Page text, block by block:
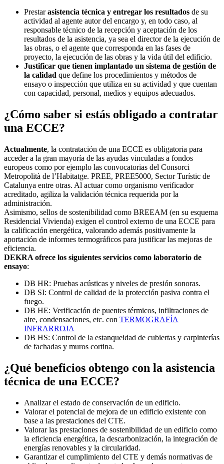
Prestarasistencia técnica y entregar los resultados de su
actividad al agente autor del encargo y, en todo caso, al
responsable técnico de la recepción y aceptación de los
resultados de la asistencia, ya sea el director de la ejecución de
las obras, o el agente que corresponda en las fases de
proyecto, la ejecución de las obras y la vida útil del edificio.
Justificar que tienen implantado un sistema de gestión de
la calidad que define los procedimientos y métodos de
ensayo o inspección que utiliza en su actividad y que cuentan
con capacidad, personal, medios y equipos adecuados.
¿Cómo saber si estás obligado a contratar
una ECCE?
Actualmente, la contratación de una ECCE es obligatoria para
acceder a la gran mayoría de las ayudas vinculadas a fondos
europeos como por ejemplo las convocatorias del Consorci
Metropolità de l’Habitatge. PREE, PREE5000, Sector Turístic de
Catalunya entre otras. Al actuar como organismo verificador
acreditado, agiliza la validación técnica requerida por la
administración.
Asimismo, sellos de sostenibilidad como BREEAM (en su esquema
Residencial Vivienda) exigen el control externo de una ECCE para
la calificación energética, valorando además positivamente la
aportación de informes termográficos para justificar las mejoras de
eficiencia.
DEKRA ofrece los siguientes servicios como laboratorio de
ensayo:
DB HR: Pruebas acústicas y niveles de presión sonoras.
DB SI: Control de calidad de la protección pasiva contra el
fuego.
DB HE: Verificación de puentes térmicos, infiltraciones de
aire, condensaciones, etc. con TERMOGRAFÍA
INFRARROJA
DB HS: Control de la estanqueidad de cubiertas y carpinterías
de fachadas y muros cortina.
¿Qué beneficios obtengo con la asistencia
técnica de una ECCE?
Analizar el estado de conservación de un edificio.
Valorar el potencial de mejora de un edificio existente con
base a las prestaciones del CTE.
Valorar las prestaciones de sostenibilidad de un edificio como
la eficiencia energética, la descarbonización, la integración de
energías renovables y la circularidad.
Garantizar el cumplimiento del CTE y demás normativas de